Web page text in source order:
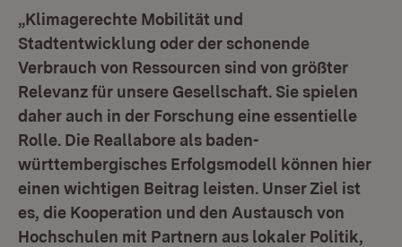
„Klimagerechte Mobilität und
Stadtentwicklung oder der schonende
Verbrauch von Ressourcen sind von größter
Relevanz für unsere Gesellschaft. Sie spielen
daher auch in der Forschung eine essentielle
Rolle. Die Reallabore als baden-
württembergisches Erfolgsmodell können hier
einen wichtigen Beitrag leisten. Unser Ziel ist
es, die Kooperation und den Austausch von
Hochschulen mit Partnern aus lokaler Politik,